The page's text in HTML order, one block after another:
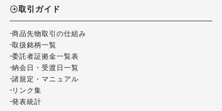
取引ガイド
商品先物取引の仕組み
取扱銘柄一覧
委託者証拠金一覧表
納会日・受渡日一覧
諸規定・マニュアル
リンク集
発表統計